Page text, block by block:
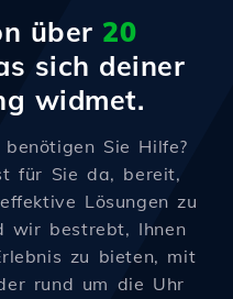
über 20
sich deiner
widmet.
Sie Hilfe?
für Sie da, bereit,
Lösungen zu
wir bestrebt, Ihnen
zu bieten, mit
rund um die Uhr